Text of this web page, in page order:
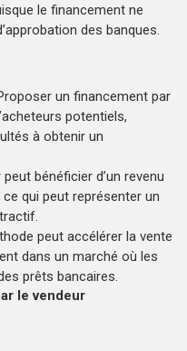
le financement ne
des banques.
un financement par
potentiels,
à obtenir un
bénéficier d’un revenu
qui peut représenter un
peut accélérer la vente
dans un marché où les
prêts bancaires.
le vendeur